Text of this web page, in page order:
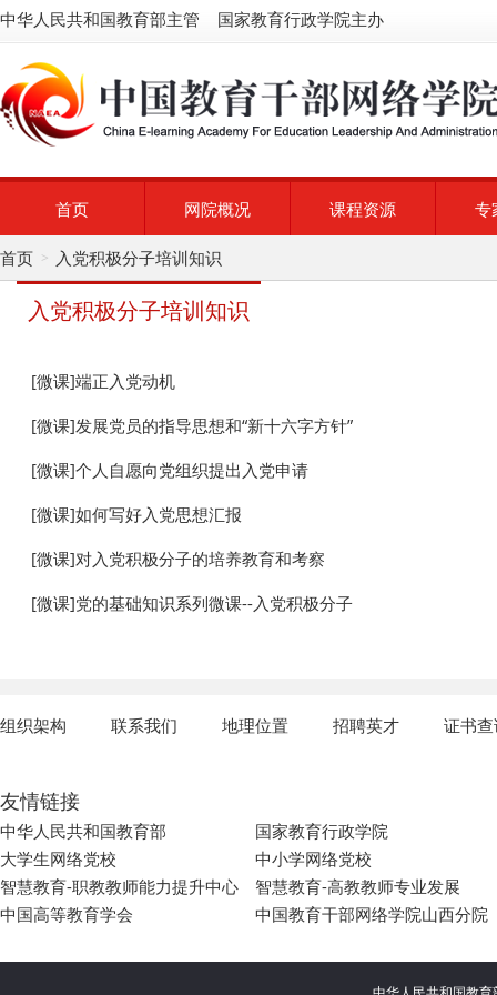
中华人民共和国教育部主管 国家教育行政学院主办
首页 网院概况 课程资源 专
首页 > 入党积极分子培训知识
入党积极分子培训知识
[微课]端正入党动机
[微课]发展党员的指导思想和“新十六字方针”
[微课]个人自愿向党组织提出入党申请
[微课]如何写好入党思想汇报
[微课]对入党积极分子的培养教育和考察
[微课]党的基础知识系列微课--入党积极分子
组织架构 联系我们 地理位置 招聘英才 证书
友情链接
中华人民共和国教育部
国家教育行政学院
大学生网络党校
中小学网络党校
智慧教育-职教教师能力提升中心
智慧教育-高教教师专业发展
中国高等教育学会
中国教育干部网络学院山西分院